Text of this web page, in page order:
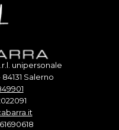
unipersonale
Salerno